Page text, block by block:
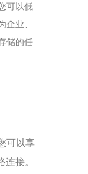
可以低
业、
储的任
可以享
接。